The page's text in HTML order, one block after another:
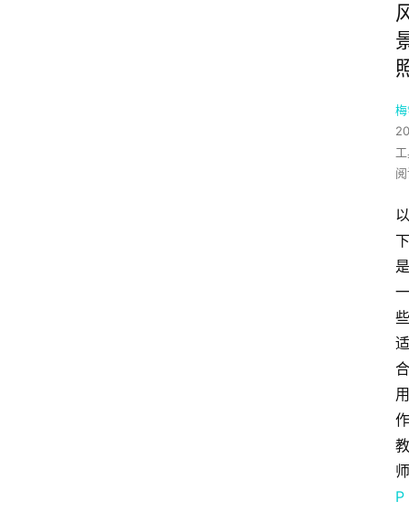
以
下
是
一
些
适
合
用
作
教
P